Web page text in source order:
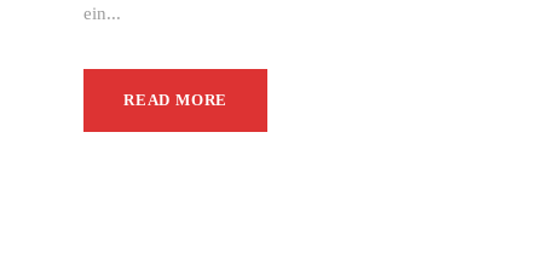
ein...
READ MORE